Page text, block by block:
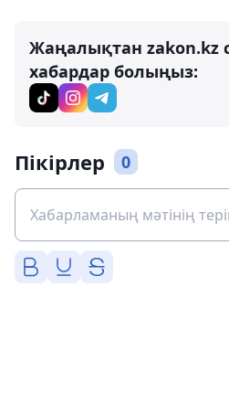
Жаңалықтан zakon.kz
хабардар болыңыз:
Пікірлер 0